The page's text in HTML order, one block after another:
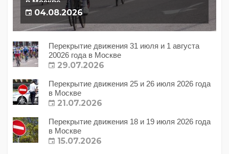
04.08.2026
Перекрытие движения 31 июля и 1 августа
20026 года в Москве
29.07.2026
Перекрытие движения 25 и 26 июля 2026 года
в Москве
21.07.2026
Перекрытие движения 18 и 19 июля 2026 года
в Москве
15.07.2026